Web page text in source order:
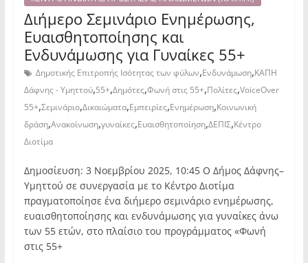
Διήμερο Σεμινάριο Ενημέρωσης,
Ευαισθητοποίησης και
Ενδυνάμωσης για Γυναίκες 55+
Δημοτικής Επιτροπής Ισότητας των φύλων,Ενδυνάμωση,ΚΑΠΗ
Δάφνης - Υμηττού,55+,Δημότες,Φωνή στις 55+,Πολίτες,VoiceOver
55+,Σεμινάριο,Δικαιώματα,Εμπειρίες,Ενημέρωση,Κοινωνική
δράση,Ανακοίνωση,γυναίκες,Ευαισθητοποίηση,ΔΕΠΙΣ,Κέντρο
Διοτίμα
Δημοσίευση: 3 Νοεμβρίου 2025, 10:45 Ο Δήμος Δάφνης–
Υμηττού σε συνεργασία με το Κέντρο Διοτίμα
πραγματοποίησε ένα διήμερο σεμινάριο ενημέρωσης,
ευαισθητοποίησης και ενδυνάμωσης για γυναίκες άνω
των 55 ετών, στο πλαίσιο του προγράμματος «Φωνή
στις 55+